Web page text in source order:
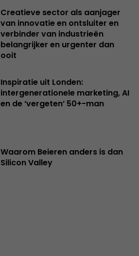
Creatieve sector als aanjager
van innovatie en ontsluiter en
verbinder van industrieën
belangrijker en urgenter dan
ooit
Inspiratie uit Londen:
intergenerationele marketing, AI
en de ‘vergeten’ 50+-man
Waarom Beieren anders is dan
Silicon Valley